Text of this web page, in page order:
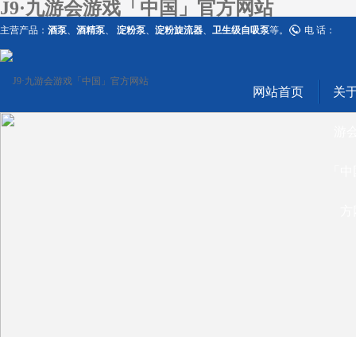
J9·九游会游戏「中国」官方网站
主营产品： 酒泵、 酒精泵、 淀粉泵、 淀粉旋流器、 卫生级自吸泵等。 电 话：
网站首页 关